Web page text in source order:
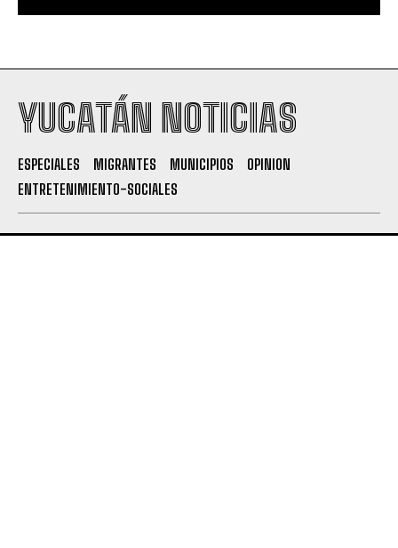
YUCATÁN NOTICIAS
ESPECIALES MIGRANTES MUNICIPIOS
OPINION
ENTRETENIMIENTO-SOCIALES